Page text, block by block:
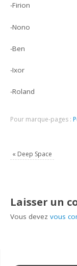
-Firion
-Nono
-Ben
-Ixor
-Roland
Pour marque-pages :
« Deep Space
Laisser un
Vous devezvous